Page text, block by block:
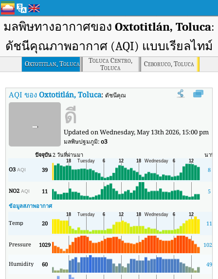
มลพิษทางอากาศของ Oxtotitlán, Toluca:
ดัชนีคุณภาพอากาศ (AQI) แบบเรียลไทม์
Oxtotitlan, Toluca
Toluca Centro,
Toluca
Ceboruco, Toluca
AQI ของOxtotitlán, Toluca:ดัชนีคุณภาพอากาศ (AQI) แบบเรียลไทม์ขอ
- ดี
Updated on Wednesday, May 13th 2026, 15:00 pm
มลพิษปฐมภูมิ:o3
ปัจจุบัน2 วันที่ผ่านมา นาที
O3AQI 39 8
NO2AQI 11
5
ข้อมูลสภาพอากาศ
Temp 20 11
Pressure 1029 1027
Humidity 60 49